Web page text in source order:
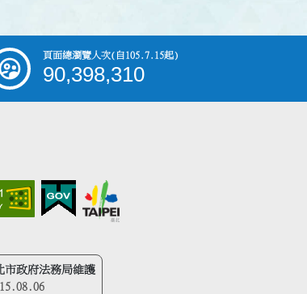
頁面總瀏覽人次(自105.7.15起)
90,398,310
市政府法務局維護